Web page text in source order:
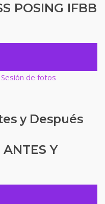
POSING IFBB
y Después
Y